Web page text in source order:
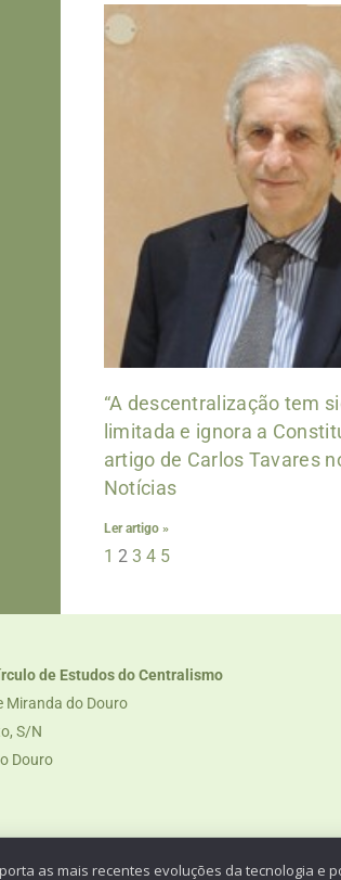
“A descentralização tem
limitada e ignora a
artigo de Carlos Tavares
Notícias
Ler artigo »
1 2 3 4 5
de Estudos do Centralismo
Miranda do Douro
S/N
Douro
as mais recentes evoluções da tecnologia